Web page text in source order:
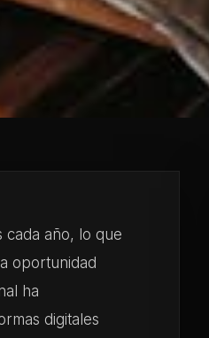
cada año, lo que
oportunidad
ha
digitales